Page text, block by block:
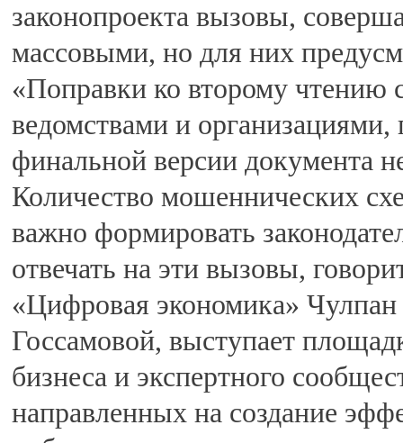
законопроекта вызовы,
массовыми, но для них
«Поправки ко второму чтению
ведомствами и организациями,
финальной версии документа
Количество мошеннических
важно формировать
отвечать на эти вызовы,
«Цифровая экономика» Чулпан
Госсамовой, выступает
бизнеса и экспертного
направленных на создание